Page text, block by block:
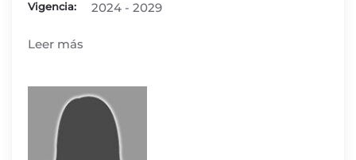
Vigencia: 2024 - 2029
Leer más